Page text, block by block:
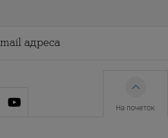
На почеток